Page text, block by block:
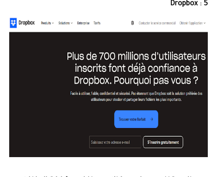
5 :
Dropbox